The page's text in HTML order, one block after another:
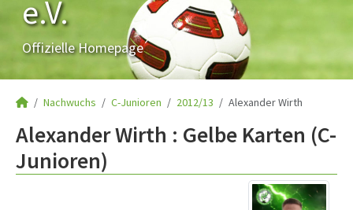
e.V.
Offizielle Homepage
Nachwuchs C-Junioren 2012/13 Alexander Wirth
Alexander Wirth : Gelbe Karten (C-
Junioren)